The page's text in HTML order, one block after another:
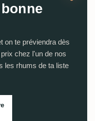
on te préviendra dès
chez l'un de nos
les rhums de ta liste